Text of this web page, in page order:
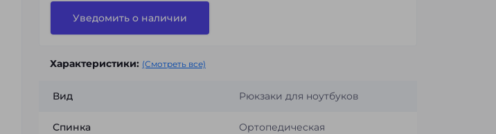
Уведомить о наличии
Характеристики: (Смотреть все)
Вид Рюкзаки для ноутбуков
Спинка Ортопедическая